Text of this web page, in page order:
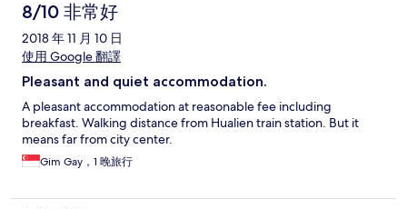
8/10 非常好
2018 年 11 月 10 日
使用 Google 翻譯
Pleasant and quiet accommodation.
A pleasant accommodation at reasonable fee including
breakfast. Walking distance from Hualien train station. But it
means far from city center.
Gim Gay，1 晚旅行